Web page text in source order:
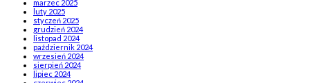
marzec 2025
luty 2025
styczeń 2025
grudzień 2024
listopad 2024
październik 2024
wrzesień 2024
sierpień 2024
lipiec 2024